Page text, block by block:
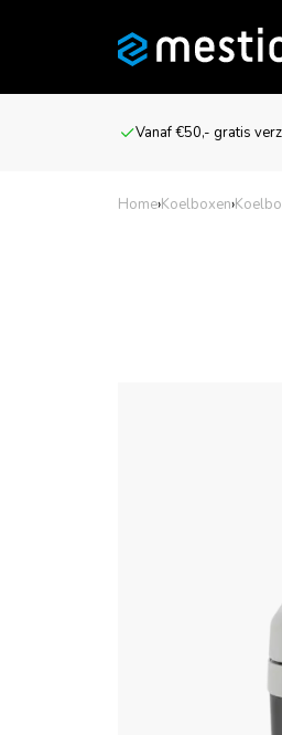
Vanaf €50,- gratis
Home›Koelboxen›